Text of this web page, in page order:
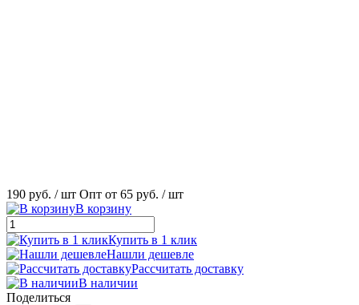
190 руб. / шт Опт от 65 руб. / шт
В корзину
Купить в 1 клик
Нашли дешевле
Рассчитать доставку
В наличии
Поделиться